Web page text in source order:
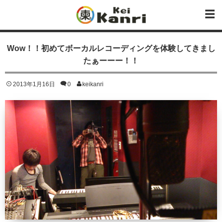
Wow！！初めてボーカルレコーディングを体験してきまし
たぁーーー！！
2013年1月16日 0 keikanri